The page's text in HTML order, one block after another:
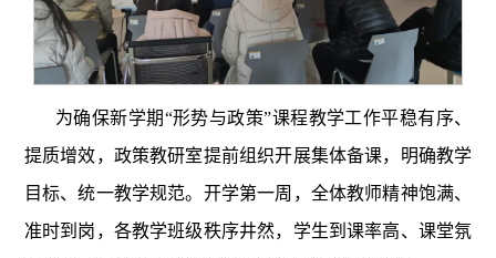
为确保新学期“形势与政策”课程教学工作平稳有序、
提质增效， 政策教研室提前组织开展集体备课，明确教学
目标、统一教学规范。开学第一周，全体教师精神饱满、
准时到岗，各教学班级秩序井然，学生到课率高、课堂氛